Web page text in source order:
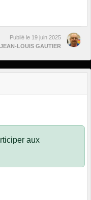
Publié le 19 juin 2025
JEAN-LOUIS GAUTIER
aux